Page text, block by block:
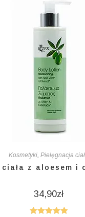
Kosmetyki, Pielęgnacja
ciała z aloesem i
34,90zł